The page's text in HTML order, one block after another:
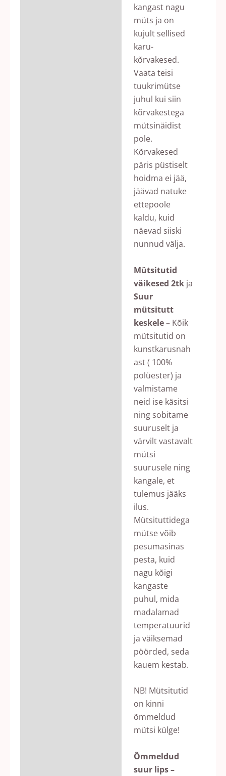
kangast nagu
müts ja on
kujult sellised
karu-
kõrvakesed.
Vaata teisi
tuukrimütse
juhul kui siin
kõrvakestega
mütsinäidist
pole.
Kõrvakesed
päris püstiselt
hoidma ei jää,
jäävad natuke
ettepoole
kaldu, kuid
näevad siiski
nunnud välja.
Mütsitutid
väikesed 2tk ja
Suur
mütsitutt
keskele – Kõik
mütsitutid on
kunstkarusnah
ast ( 100%
polüester) ja
valmistame
neid ise käsitsi
ning sobitame
suuruselt ja
värvilt vastavalt
mütsi
suurusele ning
kangale, et
tulemus jääks
ilus.
Mütsituttidega
mütse võib
pesumasinas
pesta, kuid
nagu kõigi
kangaste
puhul, mida
madalamad
temperatuurid
ja väiksemad
pöörded, seda
kauem kestab.
NB! Mütsitutid
on kinni
õmmeldud
mütsi külge!
Õmmeldud
suur lips –